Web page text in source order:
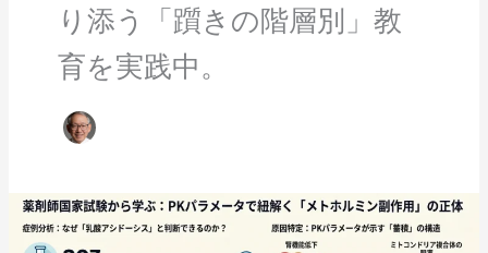
り添う「躓きの階層別」教
育を実践中。
【第
111